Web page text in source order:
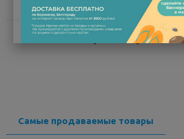
Описание
Облицовка для одиночного или рельсового
Самые продаваемые товары